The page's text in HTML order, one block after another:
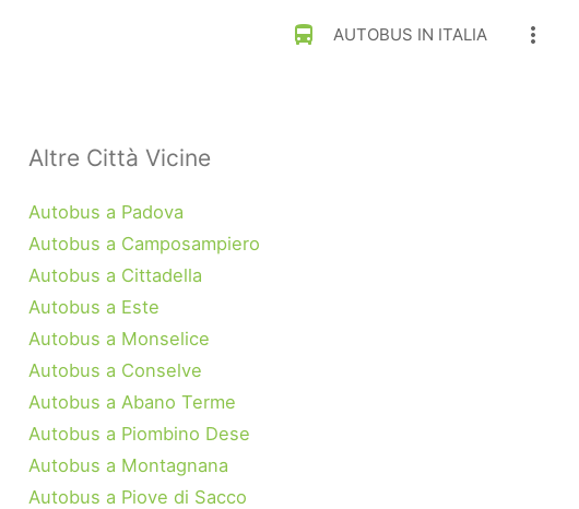
directions_bus AUTOBUS IN ITALIA more_vert
Altre Città Vicine
Autobus a Padova
Autobus a Camposampiero
Autobus a Cittadella
Autobus a Este
Autobus a Monselice
Autobus a Conselve
Autobus a Abano Terme
Autobus a Piombino Dese
Autobus a Montagnana
Autobus a Piove di Sacco